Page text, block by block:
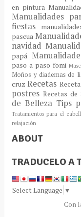
en pintura
Manualidades
fiestas
pascua
navidad
papá
paso a paso fomi
Moños y diademas de
cruzRecetas
postres Recetas
de Belleza Tips
Tratamientos para el
relajación
ABOUT
TRADUCELO A
Select Language ▼
Con